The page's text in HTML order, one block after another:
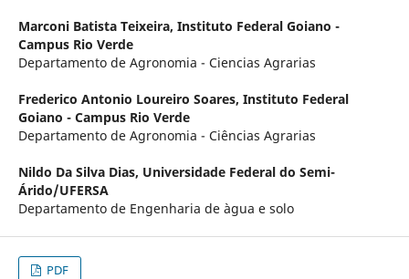
Marconi Batista Teixeira, Instituto Federal Goiano -
Campus Rio Verde
Departamento de Agronomia - Ciencias Agrarias
Frederico Antonio Loureiro Soares, Instituto Federal
Goiano - Campus Rio Verde
Departamento de Agronomia - Ciências Agrarias
Nildo Da Silva Dias, Universidade Federal do Semi-
Árido/UFERSA
Departamento de Engenharia de àgua e solo
PDF